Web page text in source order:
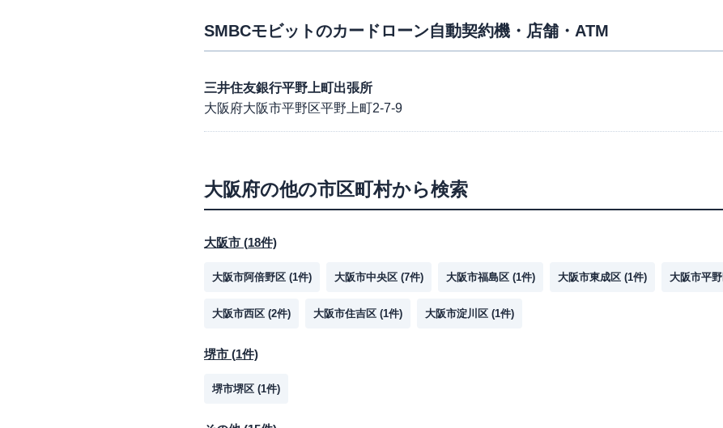
SMBCモビットのカードローン自動契約機・店舗・ATM
三井住友銀行平野上町出張所
大阪府大阪市平野区平野上町2-7-9
大阪府の他の市区町村から検索
大阪市 (18件)
大阪市阿倍野区 (1件) 大阪市中央区 (7件) 大阪市福島区 (1件) 大阪市東成区 (1件) 大阪市平
大阪市西区 (2件) 大阪市住吉区 (1件) 大阪市淀川区 (1件)
堺市 (1件)
堺市堺区 (1件)